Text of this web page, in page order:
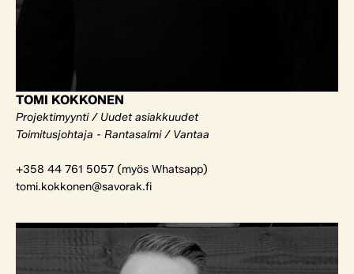
TOMI KOKKONEN
Projektimyynti / Uudet asiakkuudet
Toimitusjohtaja - Rantasalmi / Vantaa
+358 44 761 5057 (myös Whatsapp)
tomi.kokkonen@savorak.fi